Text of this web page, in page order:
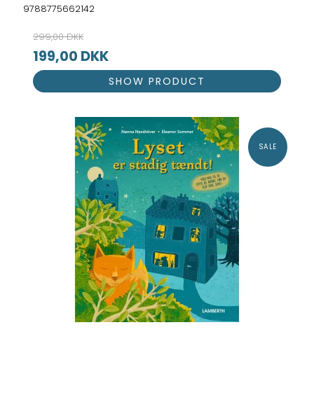
9788775662142
299,00 DKK
199,00 DKK
SHOW PRODUCT
SALE